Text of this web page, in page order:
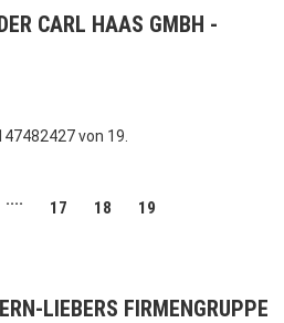
CARL HAAS GMBH
von 19.
.... 17 18 19
LIEBERS FIRMENGRUPPE